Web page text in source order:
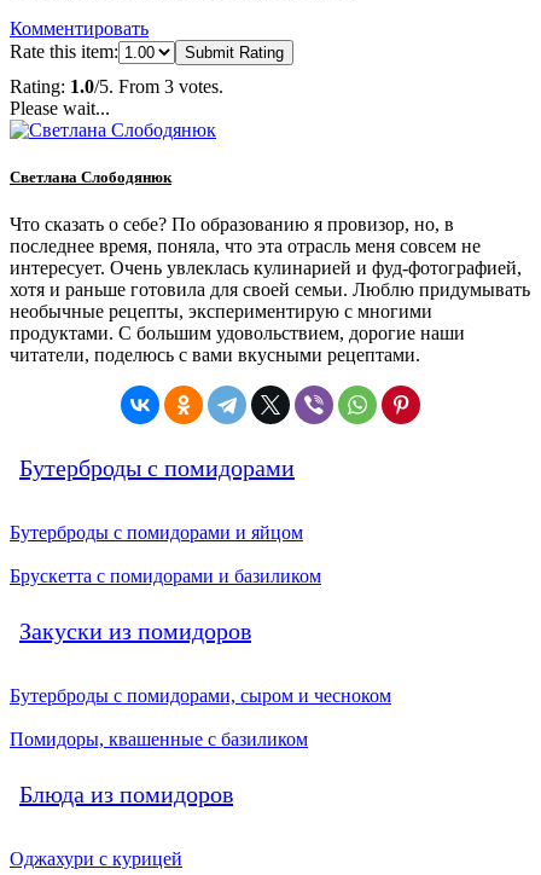
Комментировать
Rate this item:
Submit Rating
Rating: 1.0/5. From 3 votes.
Please wait...
Светлана Слободянюк
Что сказать о себе? По образованию я провизор, но, в
последнее время, поняла, что эта отрасль меня совсем не
интересует. Очень увлеклась кулинарией и фуд-фотографией,
хотя и раньше готовила для своей семьи. Люблю придумывать
необычные рецепты, экспериментирую с многими
продуктами. С большим удовольствием, дорогие наши
читатели, поделюсь с вами вкусными рецептами.
Бутерброды с помидорами
Бутерброды с помидорами и яйцом
Брускетта с помидорами и базиликом
Закуски из помидоров
Бутерброды с помидорами, сыром и чесноком
Помидоры, квашенные с базиликом
Блюда из помидоров
Оджахури с курицей